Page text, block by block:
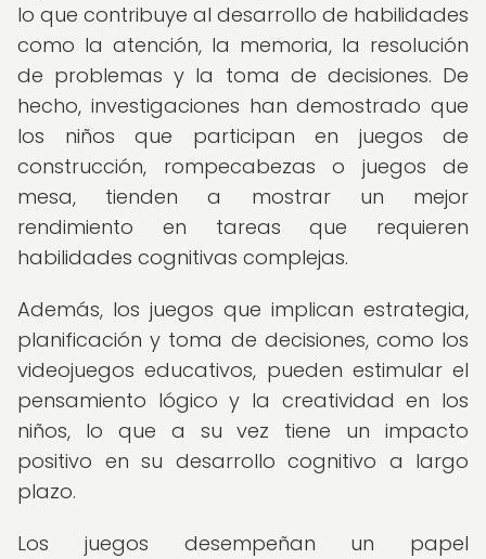
lo que contribuye al desarrollo de habilidades
como la atención, la memoria, la resolución
de problemas y la toma de decisiones. De
hecho, investigaciones han demostrado que
los niños que participan en juegos de
construcción, rompecabezas o juegos de
mesa, tienden a mostrar un mejor
rendimiento en tareas que requieren
habilidades cognitivas complejas.
Además, los juegos que implican estrategia,
planificación y toma de decisiones, como los
videojuegos educativos, pueden estimular el
pensamiento lógico y la creatividad en los
niños, lo que a su vez tiene un impacto
positivo en su desarrollo cognitivo a largo
plazo.
Los juegos desempeñan un papel